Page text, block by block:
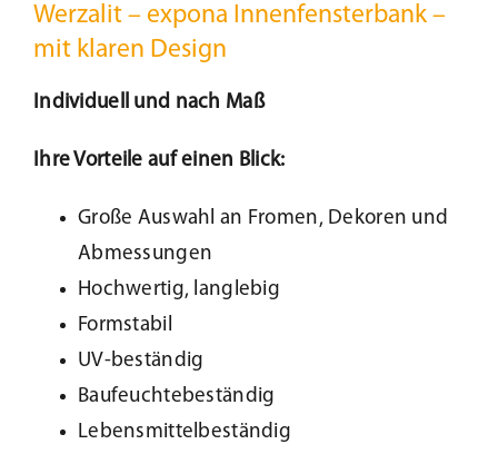
Werzalit – expona Innenfensterbank –
mit klaren Design
Individuell und nach Maß
Ihre Vorteile auf einen Blick:
Große Auswahl an Fromen, Dekoren und
Abmessungen
Hochwertig, langlebig
Formstabil
UV-beständig
Baufeuchtebeständig
Lebensmittelbeständig